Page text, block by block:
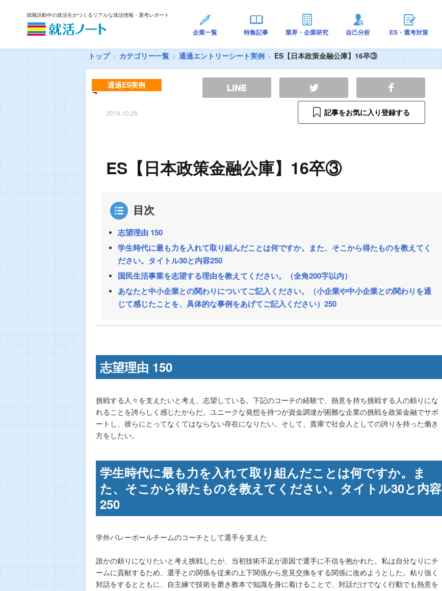
就職活動中の就活生がつくるリアルな就活情報・選考レポート
企業一覧 特集記事 業界・企業研究 自己分析 ES・選考対策
トップ カテゴリー一覧 通過エントリーシート実例 ES【日本政策金融公庫】16卒③
通過ES実例
2016.10.26 記事をお気に入り登録する
ES【日本政策金融公庫】16卒③
目次
志望理由 150
学生時代に最も力を入れて取り組んだことは何ですか。また、そこから得たものを教えてく
ださい。タイトル30と内容250
国民生活事業を志望する理由を教えてください。（全角200字以内）
あなたと中小企業との関わりについてご記入ください。（小企業や中小企業との関わりを通
じて感じたことを、具体的な事例をあげてご記入ください）250
志望理由 150
挑戦する人々を支えたいと考え、志望している。下記のコーチの経験で、熱意を持ち挑戦する人の頼りにな
れることを誇らしく感じたからだ。ユニークな発想を持つが資金調達が困難な企業の挑戦を政策金融でサポ
ートし、彼らにとってなくてはならない存在になりたい。そして、貴庫で社会人としての誇りを持った働き
方をしたい。
学生時代に最も力を入れて取り組んだことは何ですか。ま
た、そこから得たものを教えてください。タイトル30と内容
250
学外バレーボールチームのコーチとして選手を支えた
誰かの頼りになりたいと考え挑戦したが、当初技術不足が原因で選手に不信を抱かれた。私は自分なりにチ
ームに貢献するため、選手との関係を従来の上下関係から意見交換をする関係に改めようとした。粘り強く
対話をするとともに、自主練で技術を磨き教本で知識を身に着けることで、対話だけでなく行動でも熱意を